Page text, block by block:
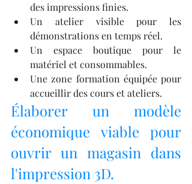
des impressions finies.
Un atelier visible pour les
démonstrations en temps réel.
Un espace boutique pour le
matériel et consommables.
Une zone formation équipée pour
accueillir des cours et ateliers.
Élaborer un modèle
économique viable pour
ouvrir un magasin dans
l'impression 3D.